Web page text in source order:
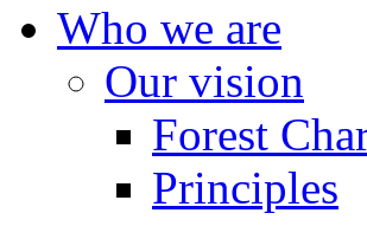
Who we are
Our vision
Forest
Principles